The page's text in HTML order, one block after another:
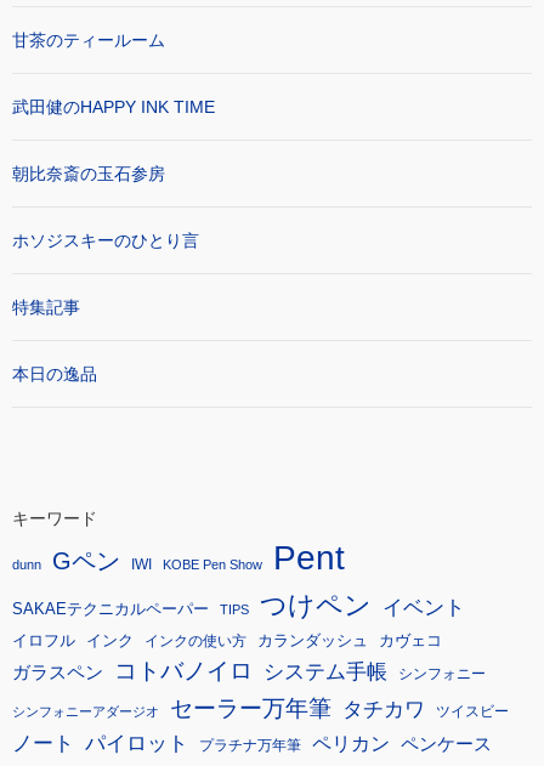
甘茶のティールーム
武田健のHAPPY INK TIME
朝比奈斎の玉石参房
ホソジスキーのひとり言
特集記事
本日の逸品
キーワード
dunn Gペン IWI KOBE Pen Show Pent
SAKAEテクニカルペーパー TIPS つけペン イベント
イロフル インク インクの使い方 カランダッシュ カヴェコ
ガラスペン コトバノイロ システム手帳 シンフォニー
シンフォニーアダージオ セーラー万年筆 タチカワ ツイスビー
ノート パイロット プラチナ万年筆 ペリカン ペンケース